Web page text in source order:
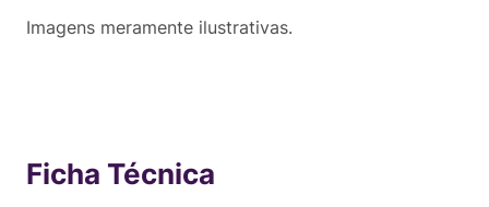
Imagens meramente ilustrativas.
Ficha Técnica